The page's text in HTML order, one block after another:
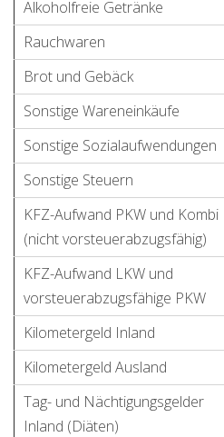
Alkoholfreie Getränke
Rauchwaren
Brot und Gebäck
Sonstige Wareneinkäufe
Sonstige Sozialaufwendungen
Sonstige Steuern
KFZ-Aufwand PKW und Kombi
(nicht vorsteuerabzugsfähig)
KFZ-Aufwand LKW und
vorsteuerabzugsfähige PKW
Kilometergeld Inland
Kilometergeld Ausland
Tag- und Nächtigungsgelder
Inland (Diäten)